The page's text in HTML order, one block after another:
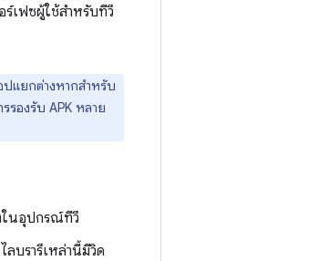
เฟซผู้ใช้สำหรับทีวี
แยกต่างหากสำหรับ
รองรับ APK หลาย
ในอุปกรณ์ทีวี
บรารีเหล่านี้มีวิด